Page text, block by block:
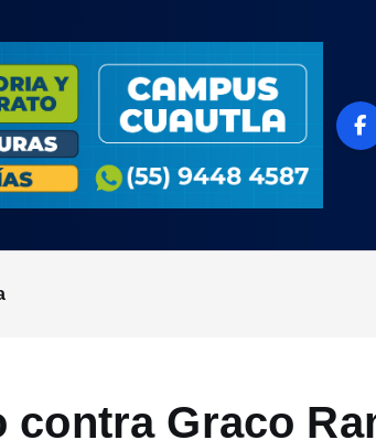
contra Graco